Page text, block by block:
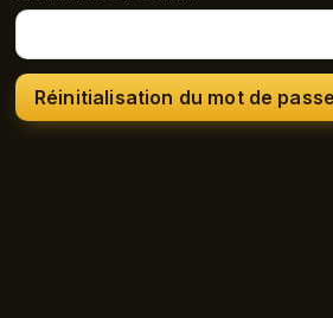
Réinitialisation du mot de passe